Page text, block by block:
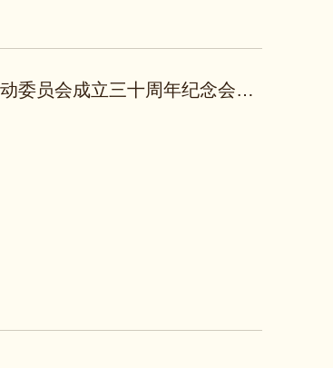
在中国基督教三自爱国运动委员会成立三十周年纪念会上的讲话